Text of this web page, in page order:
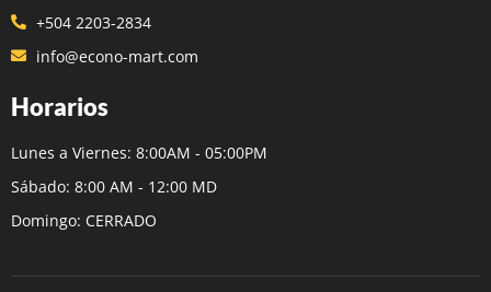
+504 2203-2834
info@econo-mart.com
Horarios
Lunes a Viernes: 8:00AM - 05:00PM
Sábado: 8:00 AM - 12:00 MD
Domingo: CERRADO